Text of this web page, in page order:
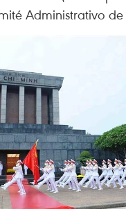
Administrativo